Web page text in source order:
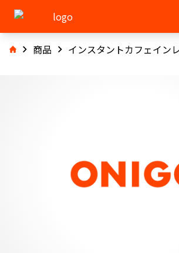
商品 インスタントカフェイン